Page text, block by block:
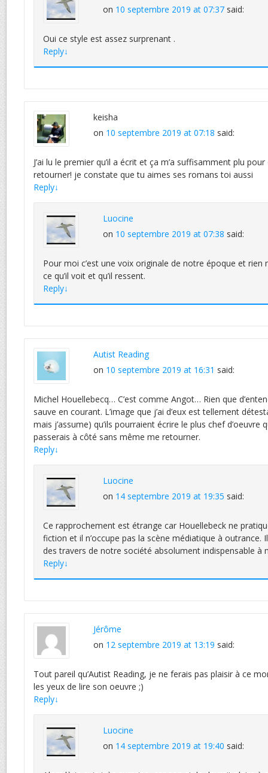
on 10 septembre 2019 at 07:37 said:
Oui ce style est assez surprenant .
Reply↓
keisha
on 10 septembre 2019 at 07:18 said:
J’ai lu le premier qu’il a écrit et ça m’a suffisamment plu pour
retourner! je constate que tu aimes ses romans toi aussi
Reply↓
Luocine
on 10 septembre 2019 at 07:38 said:
Pour moi c’est une voix originale de notre époque et rien
ce qu’il voit et qu’il ressent.
Reply↓
Autist Reading
on 10 septembre 2019 at 16:31 said:
Michel Houellebecq… C’est comme Angot… Rien que
sauve en courant. L’image que j’ai d’eux est tellement
mais j’assume) qu’ils pourraient écrire le plus chef d’oeuvre
passerais à côté sans même me retourner.
Reply↓
Luocine
on 14 septembre 2019 at 19:35 said:
Ce rapprochement est étrange car Houellebeck ne
fiction et il n’occupe pas la scène médiatique à outrance.
des travers de notre société absolument indispensable à
Reply↓
Jérôme
on 12 septembre 2019 at 13:19 said:
Tout pareil qu’Autist Reading, je ne ferais pas plaisir à ce
les yeux de lire son oeuvre ;)
Reply↓
Luocine
on 14 septembre 2019 at 19:40 said: